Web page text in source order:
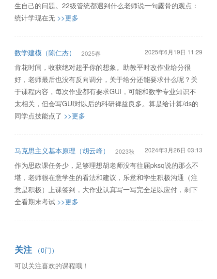
生自己的问题。22级管统都遇到什么老师说一句露骨的观点：
统计学现在无 >>更多
数学建模（陈仁杰） 2025春 2025年6月19日 11:29
肯花时间，收获绝对超乎你的想象。助教平时改作业给分很
好，老师最后也没有反向调分，关于给分还能要求什么呢？关
于课程内容，每次作业都有要求GUI，可能和数学专业知识不
太相关，但会写GUI对以后的科研裨益良多。算是给计算/ds的
同学点技能点了 >>更多
马克思主义基本原理（胡云峰） 2023秋 2024年3月26日 03:13
作为思政课任务少，足够理想胡老师没有往届pksq说的那么不
堪，老师很在意学生的看法和建议，乐意和学生积极沟通（注
意是积极）上课签到，大作业认真写一写完全足以应付，剩下
全看期末考试 >>更多
关注 （0门）
可以关注喜欢的课程哦！